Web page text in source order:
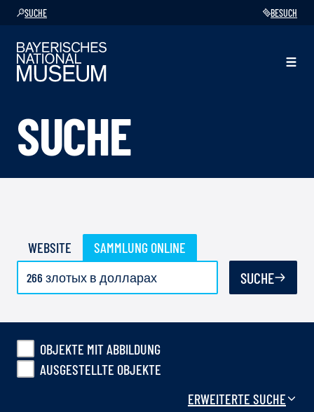
SUCHE BESUCH
SUCHE
WEBSITE SAMMLUNG ONLINE
SUCHE
OBJEKTE MIT ABBILDUNG
AUSGESTELLTE OBJEKTE
ERWEITERTE SUCHE